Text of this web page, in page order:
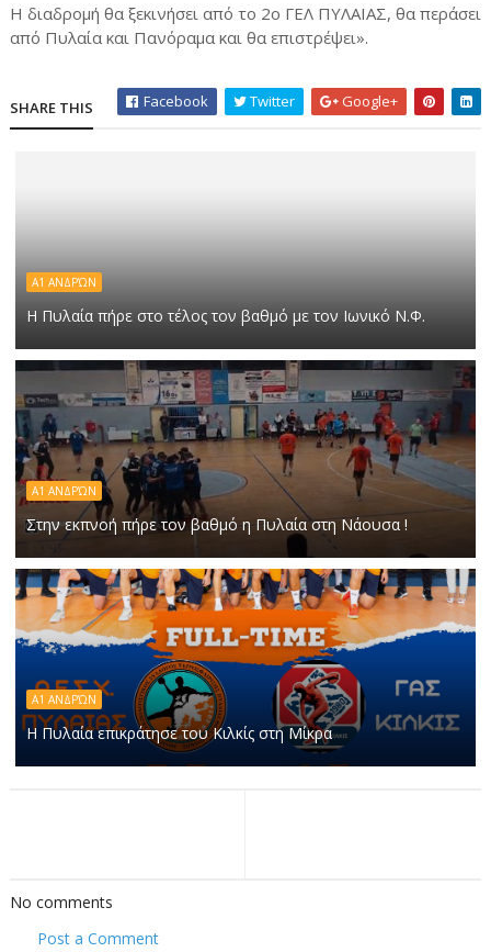
Η διαδρομή θα ξεκινήσει από το 2ο ΓΕΛ ΠΥΛΑΙΑΣ, θα περάσει
από Πυλαία και Πανόραμα και θα επιστρέψει».
SHARE THIS Facebook Twitter Google+
Α1 ΑΝΔΡΏΝ
Η Πυλαία πήρε στο τέλος τον βαθμό με τον Ιωνικό Ν.Φ.
Α1 ΑΝΔΡΏΝ
Στην εκπνοή πήρε τον βαθμό η Πυλαία στη Νάουσα !
Α1 ΑΝΔΡΏΝ
Η Πυλαία επικράτησε του Κιλκίς στη Μίκρα
No comments
Post a Comment